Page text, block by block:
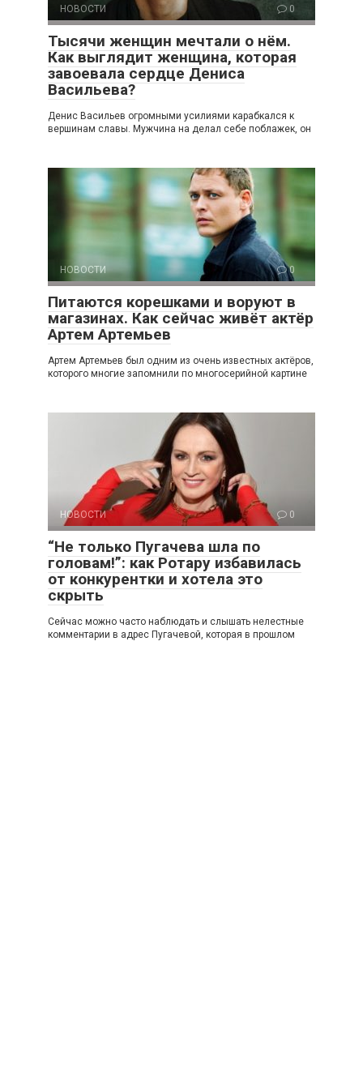
НОВОСТИ 0
Тысячи женщин мечтали о нём.
Как выглядит женщина, которая
завоевала сердце Дениса
Васильева?
Денис Васильев огромными усилиями карабкался к
вершинам славы. Мужчина на делал себе поблажек, он
НОВОСТИ 0
Питаются корешками и воруют в
магазинах. Как сейчас живёт актёр
Артем Артемьев
Артем Артемьев был одним из очень известных актёров,
которого многие запомнили по многосерийной картине
НОВОСТИ 0
“Не только Пугачева шла по
головам!”: как Ротару избавилась
от конкурентки и хотела это
скрыть
Сейчас можно часто наблюдать и слышать нелестные
комментарии в адрес Пугачевой, которая в прошлом